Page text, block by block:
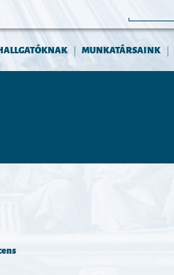
| MUNKATÁRSAINK |